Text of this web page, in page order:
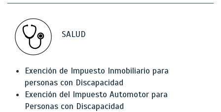
SALUD
Exención de Impuesto Inmobiliario para
personas con Discapacidad
Exención del Impuesto Automotor para
Personas con Discapacidad